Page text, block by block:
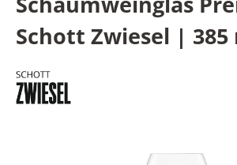
Schott Zwiesel | 385